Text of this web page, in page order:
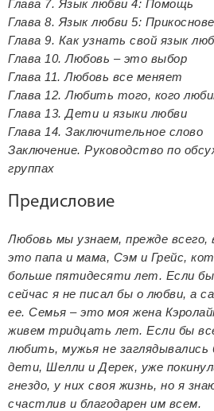
Глава 7. Язык любви 4: Помощь
Глава 8. Язык любви 5:
Глава 9. Как узнать свой язык
Глава 10. Любовь – это выбор
Глава 11. Любовь все меняет
Глава 12. Любить того, кого
Глава 13. Дети и языки любви
Глава 14. Заключительное слово
Заключение. Руководство по
группах
Предисловие
Любовь мы узнаем, прежде
это папа и мама, Сэм и Грейс,
больше пятидесяти лет. Если бы
сейчас я не писал бы о любви, а
ее. Семья – это моя жена
живем тридцать лет. Если бы
любить, мужья не
дети, Шелли и Дерек, уже
гнездо, у них своя жизнь, но я
счастлив и благодарен им всем.